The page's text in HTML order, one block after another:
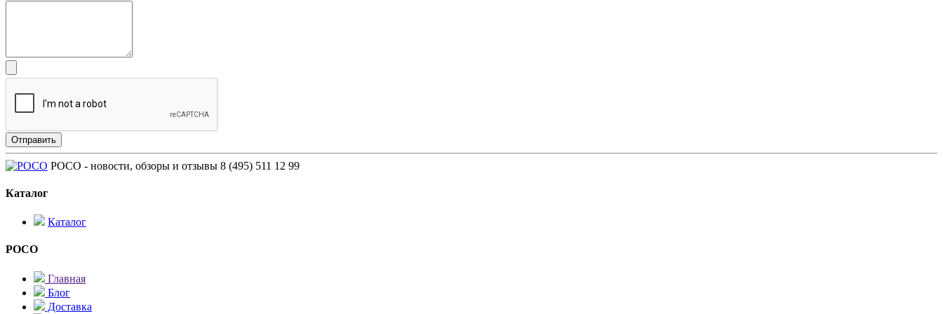
POCO - новости, обзоры и отзывы 8 (495) 511 12 99
Каталог
Каталог
POCO
Главная
Блог
Доставка